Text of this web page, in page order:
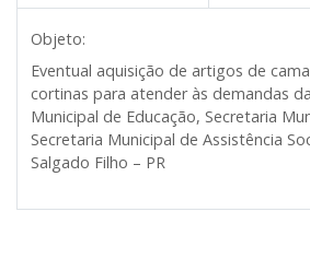
Objeto:
Eventual aquisição de artigos de
cortinas para atender às demandas
Municipal de Educação, Secretaria
Secretaria Municipal de Assistência
Salgado Filho – PR